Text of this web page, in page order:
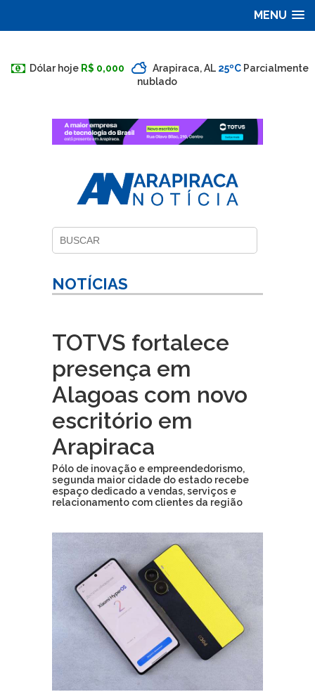
MENU
Dólar hoje R$ 0,000 Arapiraca, AL 25ºC Parcialmente
nublado
NOTÍCIAS
TOTVS fortalece
presença em
Alagoas com novo
escritório em
Arapiraca
Pólo de inovação e empreendedorismo,
segunda maior cidade do estado recebe
espaço dedicado a vendas, serviços e
relacionamento com clientes da região